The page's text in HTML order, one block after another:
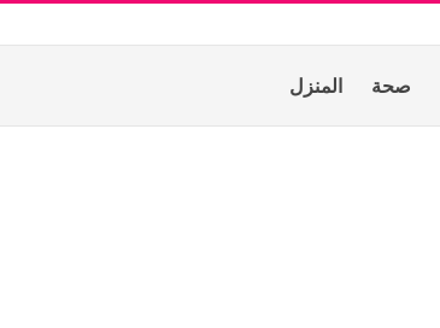
صحة المنزل